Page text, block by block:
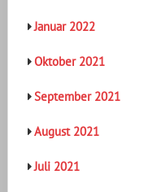
Januar 2022
Oktober 2021
September 2021
August 2021
Juli 2021